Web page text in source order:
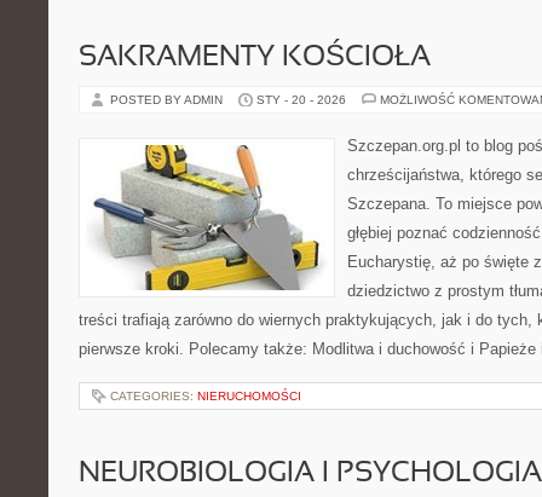
SAKRAMENTY KOŚCIOŁA
POSTED BY ADMIN STY - 20 - 2026 MOŻLIWOŚĆ
Szczepan.org.pl to blog
chrześcijaństwa, którego
Szczepana. To miejsce
głębiej poznać
Eucharystię, aż po święte
dziedzictwo z prostym
treści trafiają zarówno do wiernych praktykujących, jak i do tych,
pierwsze kroki. Polecamy także: Modlitwa i duchowość i
CATEGORIES: NIERUCHOMOŚCI
NEUROBIOLOGIA I PSYCHOLOGIA